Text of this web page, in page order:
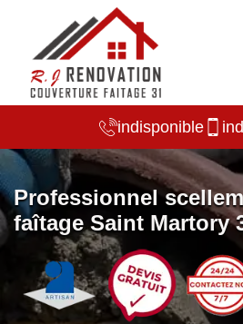
indisponible
Professionnel
faîtage Saint Martory